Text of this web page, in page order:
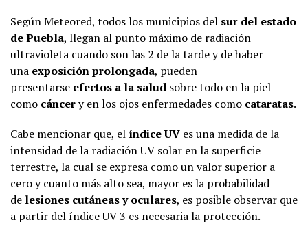
Según Meteored, todos los municipios del sur del estado
de Puebla, llegan al punto máximo de radiación
ultravioleta cuando son las 2 de la tarde y de haber
una exposición prolongada, pueden
presentarse efectos a la salud sobre todo en la piel
como cáncery en los ojos enfermedades como cataratas.
Cabe mencionar que, el índice UV es una medida de la
intensidad de la radiación UV solar en la superficie
terrestre, la cual se expresa como un valor superior a
cero y cuanto más alto sea, mayor es la probabilidad
de lesiones cutáneas y oculares, es posible observar que
a partir del índice UV 3 es necesaria la protección.